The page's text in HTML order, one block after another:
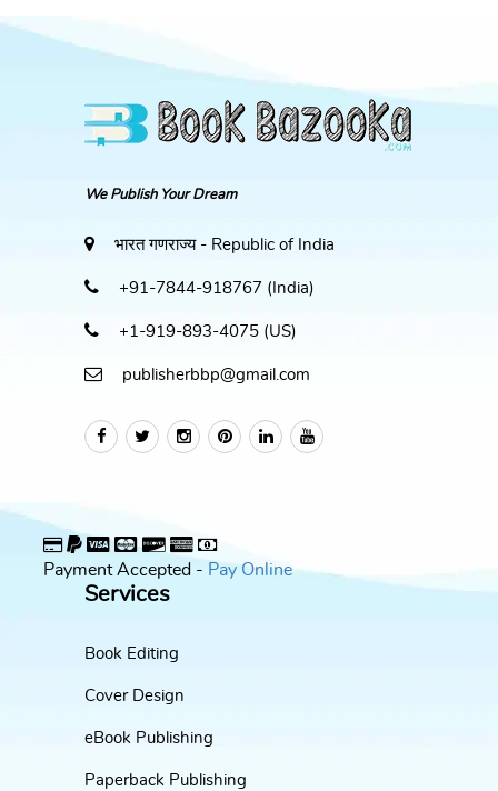
We Publish Your Dream
भारत गणराज्य - Republic of India
+91-7844-918767 (India)
+1-919-893-4075 (US)
publisherbbp@gmail.com
Payment Accepted - Pay Online
Services
Book Editing
Cover Design
eBook Publishing
Paperback Publishing